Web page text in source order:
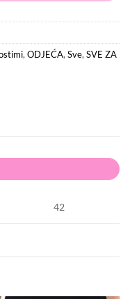
, ODJEĆA, Sve, SVE ZA
42